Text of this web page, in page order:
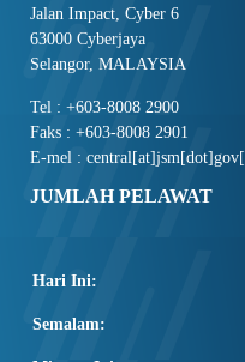
Jalan Impact, Cyber 6
63000 Cyberjaya
Selangor, MALAYSIA
Tel : +603-8008 2900
Faks : +603-8008 2901
E-mel :
JUMLAH PELAWAT
Hari Ini:
Semalam: